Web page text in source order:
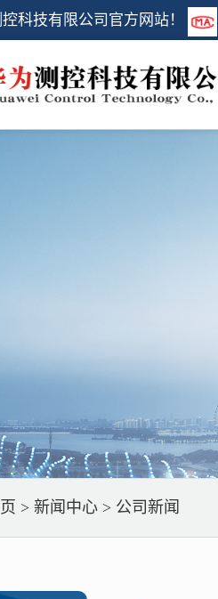
科技有限公司官方网站！
> 新闻中心 > 公司新闻